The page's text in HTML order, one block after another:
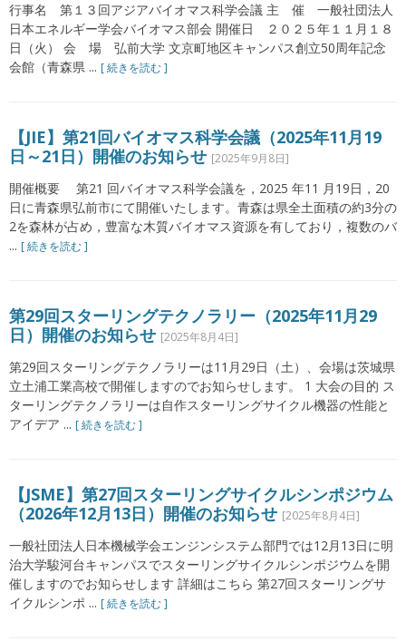
行事名 第１３回アジアバイオマス科学会議 主 催 一般社団法人
日本エネルギー学会バイオマス部会 開催日 ２０２５年１１月１８
日（火） 会 場 弘前大学 文京町地区キャンパス創立50周年記念
会館（青森県 ... [ 続きを読む ]
【JIE】第21回バイオマス科学会議（2025年11月19
日～21日）開催のお知らせ [2025年9月8日]
開催概要 第21 回バイオマス科学会議を，2025 年11 月19日，20
日に青森県弘前市にて開催いたします。青森は県全土面積の約3分の
2を森林が占め，豊富な木質バイオマス資源を有しており，複数のバ
... [ 続きを読む ]
第29回スターリングテクノラリー（2025年11月29
日）開催のお知らせ [2025年8月4日]
第29回スターリングテクノラリーは11月29日（土）、会場は茨城県
立土浦工業高校で開催しますのでお知らせします。 1 大会の目的 ス
ターリングテクノラリーは自作スターリングサイクル機器の性能と
アイデア ... [ 続きを読む ]
【JSME】第27回スターリングサイクルシンポジウム
（2026年12月13日）開催のお知らせ [2025年8月4日]
一般社団法人日本機械学会エンジンシステム部門では12月13日に明
治大学駿河台キャンパスでスターリングサイクルシンポジウムを開
催しますのでお知らせします 詳細はこちら 第27回スターリングサ
イクルシンポ ... [ 続きを読む ]